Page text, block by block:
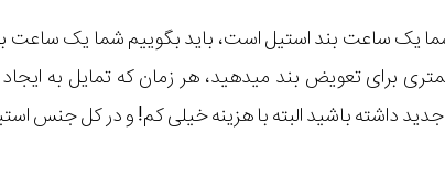
یک ساعت بند استیل است، باید بگوییم شما یک
برای تعویض بند میدهید، هر زمان که تمایل به
داشته باشید البته با هزینه خیلی کم! و در کل جنس